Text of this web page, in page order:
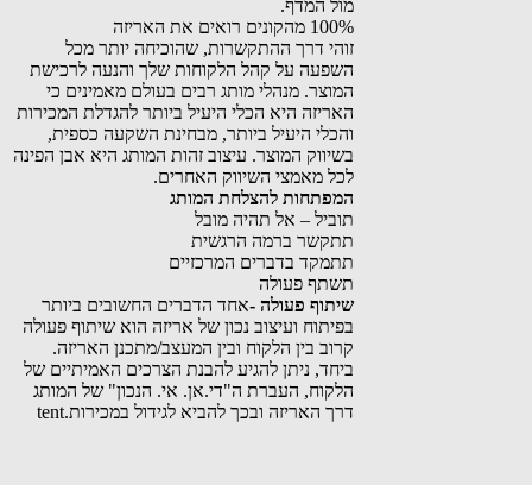
מול המדף.
100% מהקונים רואים את האריזה
זוהי דרך ההתקשרות, שהוכיחה יותר מכל
השפעה על קהל הלקוחות שלך והנעה לרכישת
המוצר. מנהלי מותג רבים בעולם מאמינים כי
האריזה היא הכלי היעיל ביותר להגדלת המכירות
והכלי היעיל ביותר, מבחינת השקעה כספית,
בשיווק המוצר. עיצוב זהות המותג היא אבן הפינה
לכל מאמצי השיווק האחרים.
המפתחות להצלחת המותג
תוביל – אל תהיה מובל
תתקשר ברמה הרגשית
תתמקד בדברים המרכזיים
תשתף פעולה
שיתוף פעולה -אחד הדברים החשובים ביותר
בפיתוח ועיצוב נכון של אריזה הוא שיתוף פעולה
קרוב בין הלקוח ובין המעצב/מתכנן האריזה.
ביחד, ניתן להגיע להבנת הצרכים האמיתיים של
הלקוח, העברת ה"די.אן. אי. הנכון" של המותג
דרך האריזה ובכך להביא לגידול במכירות.tent